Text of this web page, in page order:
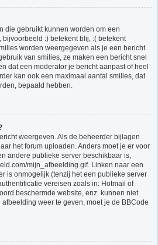
die gebruikt kunnen worden om een
:) betekent blij, :( betekent
worden weergegeven als je een bericht
van smilies, ze maken een bericht snel
dat een moderator je bericht aanpast of heel
kan ook een maximaal aantal smilies, dat
bepaald hebben.
weergeven. Als de beheerder bijlagen
het forum uploaden. Anders moet je er voor
andere publieke server beschikbaar is,
mijn_afbeelding.gif. Linken naar een
is onmogelijk (tenzij het een publieke server
vereisen zoals in: Hotmail of
beschermde website, enz. kunnen niet
weer te geven, moet je de BBCode